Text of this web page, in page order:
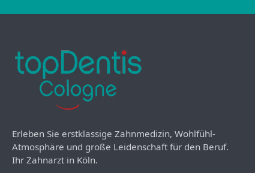
Erleben Sie erstklassige Zahnmedizin, Wohlfühl-
Atmosphäre und große Leidenschaft für den Beruf.
Ihr Zahnarzt in Köln.